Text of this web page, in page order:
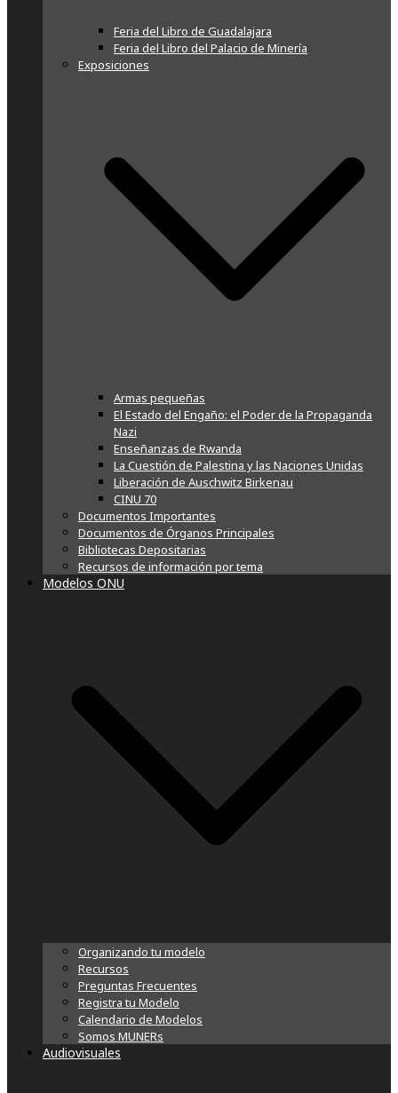
Feria del Libro de Guadalajara
Feria del Libro del Palacio de Minería
Exposiciones
Armas pequeñas
El Estado del Engaño: el Poder de la Propaganda
Nazi
Enseñanzas de Rwanda
La Cuestión de Palestina y las Naciones Unidas
Liberación de Auschwitz Birkenau
CINU 70
Documentos Importantes
Documentos de Órganos Principales
Bibliotecas Depositarias
Recursos de información por tema
Modelos ONU
Organizando tu modelo
Recursos
Preguntas Frecuentes
Registra tu Modelo
Calendario de Modelos
Somos MUNERs
Audiovisuales